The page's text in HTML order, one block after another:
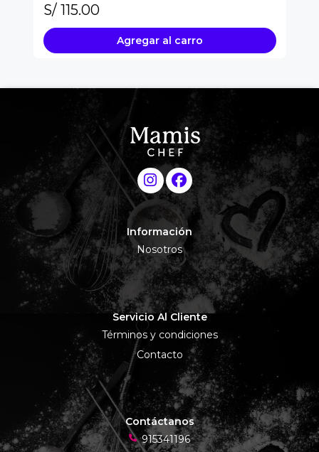
S/ 115.00
Agregar al carro
Información
Nosotros
Servicio Al Cliente
Términos y condiciones
Contacto
Contáctanos
915341196